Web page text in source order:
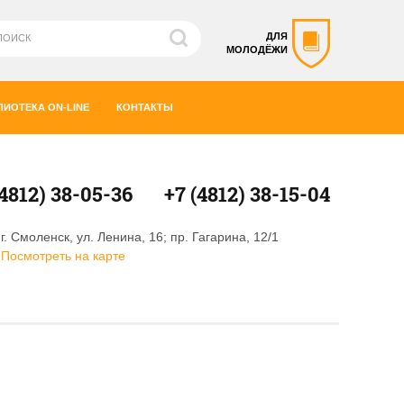
ДЛЯ
МОЛОДЁЖИ
ON-LINE КОНТАКТЫ
38-05-36 +7 (4812) 38-15-04
г. Смоленск, ул. Ленина, 16; пр. Гагарина, 12/1
Посмотреть на карте